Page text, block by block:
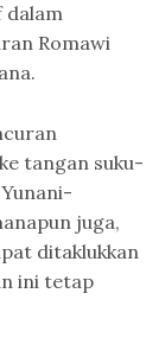
dalam
Romawi
tangan suku-
juga,
ditaklukkan
ini tetap